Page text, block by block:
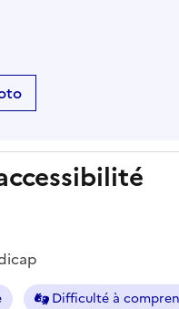
Difficulté à